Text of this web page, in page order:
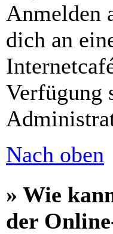
Anmelden
dich an
Verfügung
Nach oben
» Wie
der